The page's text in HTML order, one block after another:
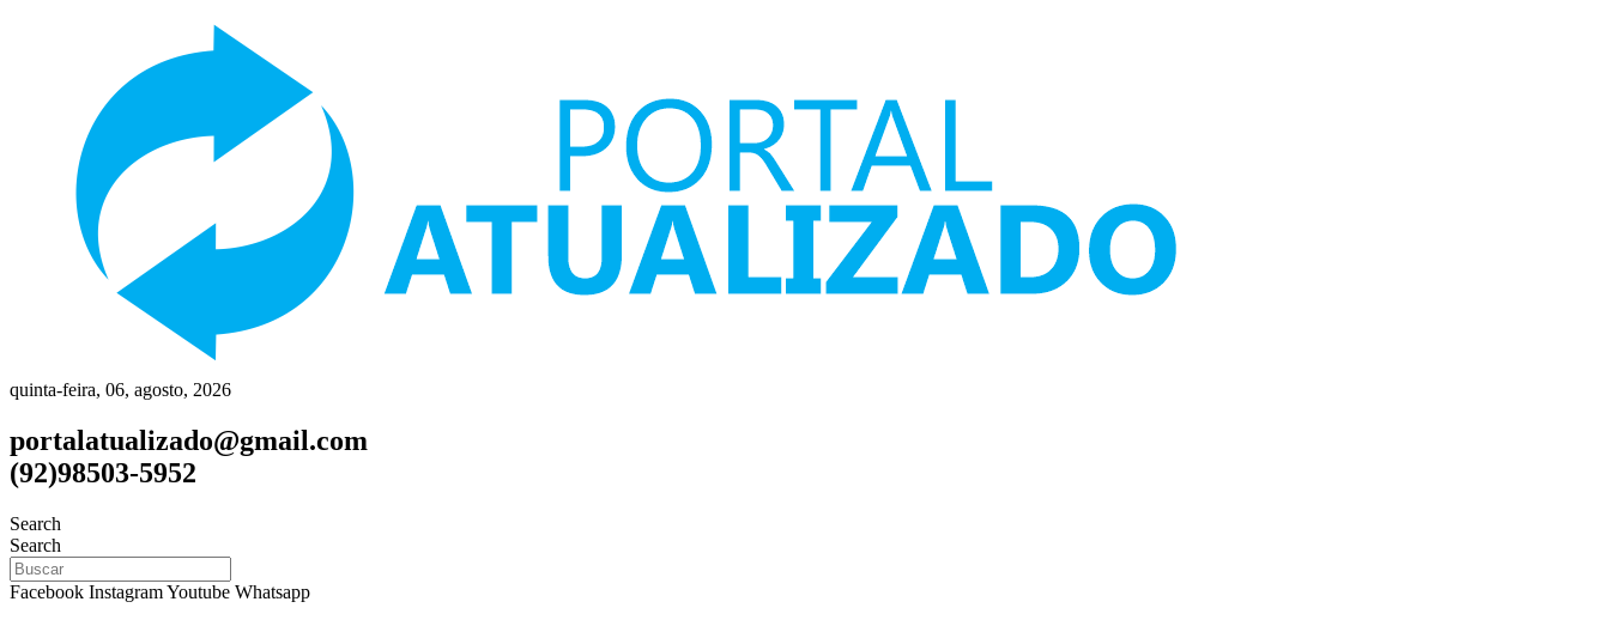
quinta-feira, 06, agosto, 2026
portalatualizado@gmail.com
(92)98503-5952
Search
Search
Facebook InstagramYoutube Whatsapp